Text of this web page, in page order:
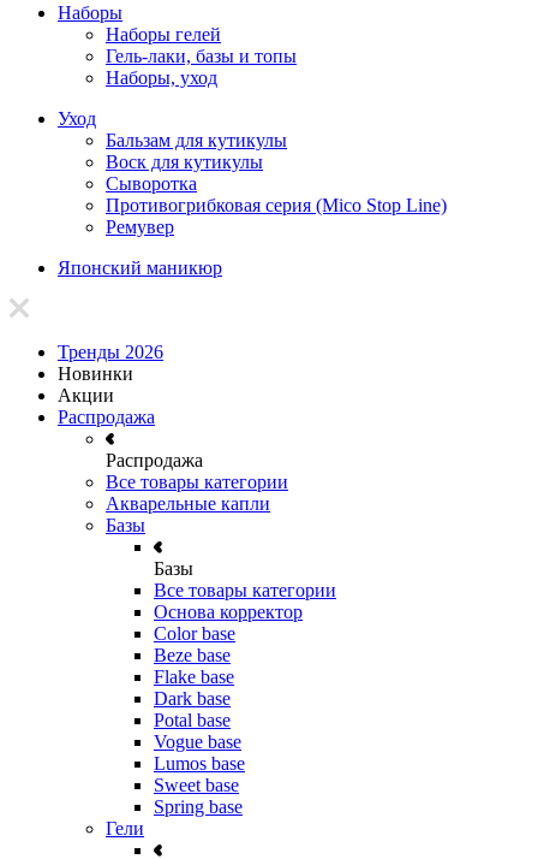
Наборы
Наборы гелей
Гель-лаки, базы и топы
Наборы, уход
Уход
Бальзам для кутикулы
Воск для кутикулы
Сыворотка
Противогрибковая серия (Mico Stop Line)
Ремувер
Японский маникюр
Тренды 2026
Новинки
Акции
Распродажа
Распродажа
Все товары категории
Акварельные капли
Базы
Базы
Все товары категории
Основа корректор
Color base
Beze base
Flake base
Dark base
Potal base
Vogue base
Lumos base
Sweet base
Spring base
Гели